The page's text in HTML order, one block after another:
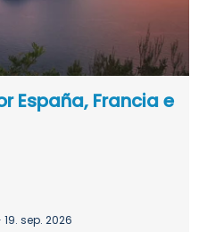
España, Francia e
19. sep. 2026